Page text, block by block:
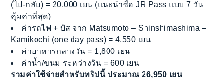
(ไป-กลับ) = 20,000 เยน (แนะนำซื้อ JR Pass แบบ 7 วัน
คุ้มค่าที่สุด)
ค่ารถไฟ + บัส จาก Matsumoto – Shinshimashima –
Kamikochi (one day pass) = 4,550 เยน
ค่าอาหารกลางวัน = 1,800 เยน
ค่าน้ำ/ขนม ระหว่างวัน = 600 เยน
รวมค่าใช้จ่ายสำหรับทริปนี้ ประมาณ 26,950 เยน